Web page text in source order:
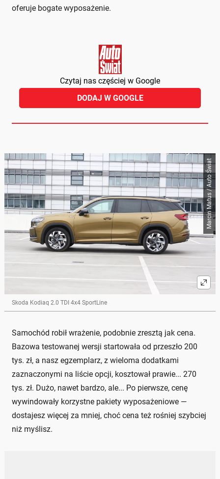
oferuje bogate wyposażenie.
Czytaj nas częściej w Google
DODAJ W GOOGLE
Marcin Matus / Auto Świat
Skoda Kodiaq 2.0 TDI 4x4 SportLine
Samochód robił wrażenie, podobnie zresztą jak cena.
Bazowa testowanej wersji startowała od przeszło 200
tys. zł, a nasz egzemplarz, z wieloma dodatkami
zaznaczonymi na liście opcji, kosztował prawie... 270
tys. zł. Dużo, nawet bardzo, ale... Po pierwsze, cenę
wywindowały korzystne pakiety wyposażeniowe —
dostajesz więcej za mniej, choć cena też rośniej szybciej
niż myślisz.